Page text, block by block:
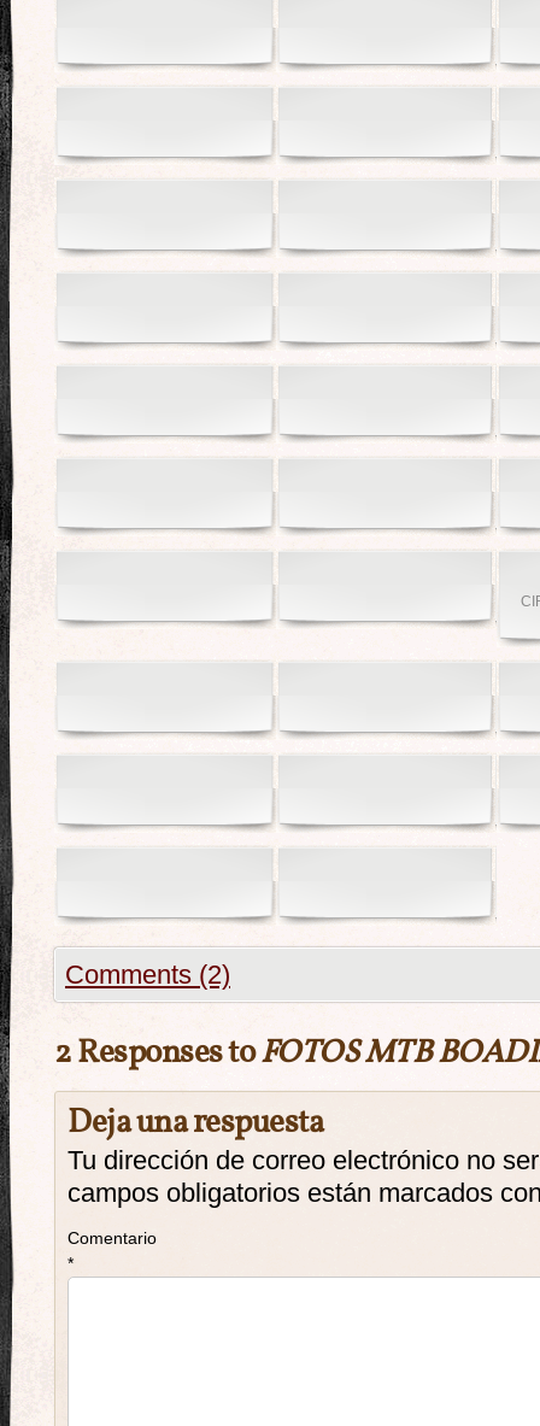
Comments (2)
2 Responses toFOTOS MTB
Deja una respuesta
Tu dirección de correo electrónico no
campos obligatorios están marcados
Comentario
*